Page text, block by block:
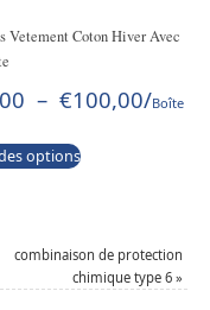
Vetement Coton Hiver Avec
– €100,00/Boîte
options
combinaison de protection
chimique type 6»